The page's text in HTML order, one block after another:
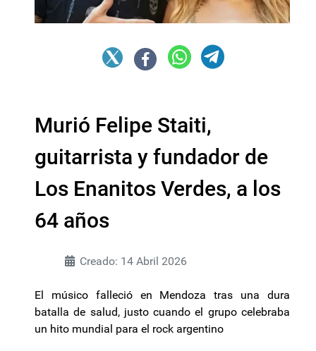
Murió Felipe Staiti,
guitarrista y fundador de
Los Enanitos Verdes, a los
64 años
Creado: 14 Abril 2026
El músico falleció en Mendoza tras una dura
batalla de salud, justo cuando el grupo celebraba
un hito mundial para el rock argentino